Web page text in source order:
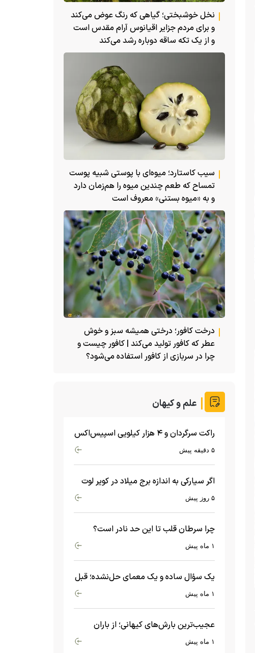
نخل خوشبختی؛ گیاهی که رنگ عوض می‌کند
و برای مردم جزایر اقیانوس آرام مقدس است
و از یک تکه ساقه دوباره رشد می‌کند
سیب کاستارد؛ میوه‌ای با پوستی شبیه پوست
تمساح که طعم چندین میوه را هم‌زمان دارد
و به «میوه بستنی» معروف است
درخت کافور؛ درختی همیشه سبز و خوش
عطر که کافور تولید می‌کند | کافور چیست و
چرا در سربازی از کافور استفاده می‌شود؟
علم و کیهان
راکت سرگردان و ۴ هزار کیلویی اسپیس‌اکس
۵ دقیقه پیش
اگر سیارکی به اندازه برج میلاد در کویر لوت
سقوط کند، چه اتفاقی می‌افتد؟
۵ روز پیش
چرا سرطان قلب تا این حد نادر است؟
ماجرای معامله عجیبی که در بدن اتفاق۱ ماه پیش
یک سؤال ساده و یک معمای حل‌نشده؛ قبل
از بیگ‌بنگ و آغاز جهان چه چیزی وجود۱ ماه پیش
عجیب‌ترین بارش‌های کیهانی؛ از باران
جواهرات گران‌قیمت تا بارش آهن و شیشه۱ ماه پیش